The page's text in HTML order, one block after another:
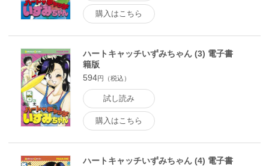
購入はこちら
ハートキャッチいずみちゃん (3) 電子書
籍版
594円（税込）
試し読み
購入はこちら
ハートキャッチいずみちゃん (4) 電子書